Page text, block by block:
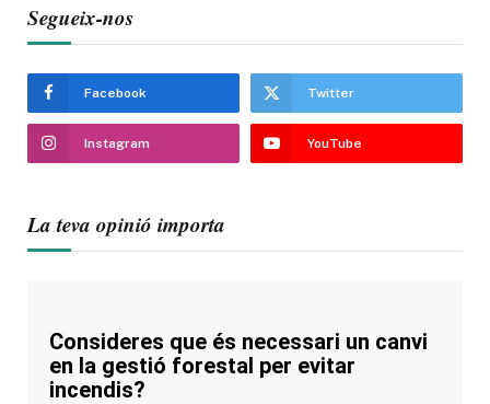
Segueix-nos
Facebook Twitter
Instagram YouTube
La teva opinió importa
Consideres que és necessari un canvi
en la gestió forestal per evitar
incendis?